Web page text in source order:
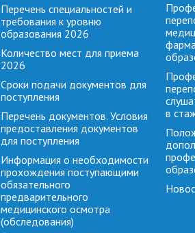
Перечень специальностей и
требования к уровню
образования 2026
Количество мест для приема
2026
Сроки подачи документов для
поступления
Перечень документов. Условия
предоставления документов
для поступления
Информация о необходимости
прохождения поступающими
обязательного
предварительного
медицинского осмотра
(обследования)
в